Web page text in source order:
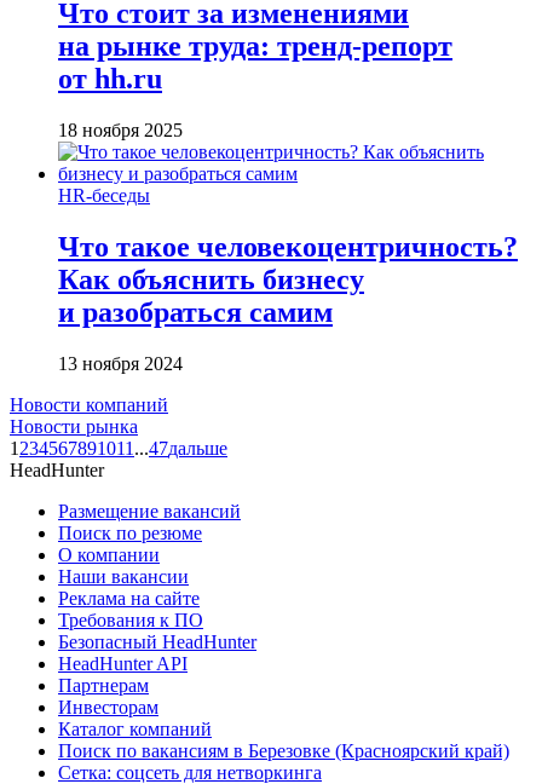
Что стоит за изменениями
на рынке труда: тренд-репорт
от hh.ru
18 ноября 2025
HR-беседы
Что такое человеко­центричность?
Как объяснить бизнесу
и разобраться самим
13 ноября 2024
Новости компаний
Новости рынка
1 234567891011 ...47дальше
HeadHunter
Размещение вакансий
Поиск по резюме
О компании
Наши вакансии
Реклама на сайте
Требования к ПО
Безопасный HeadHunter
HeadHunter API
Партнерам
Инвесторам
Каталог компаний
Поиск по вакансиям в Березовке (Красноярский край)
Сетка: соцсеть для нетворкинга